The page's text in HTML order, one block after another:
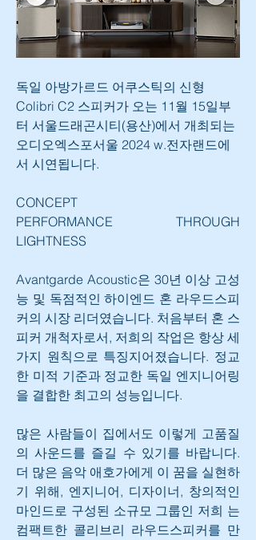
독일 아방가르드 어쿠스틱의 신형
Colibri C2 스피커가 오는 11월 15일부
터 서울드래곤시티(용산)에서 개최되는
오디오엑스포서울 2024 w.전자랜드에
서 시연됩니다.
CONCEPT
PERFORMANCE THROUGH
LIGHTNESS
Avantgarde Acoustic은 30년 이상 고성
능 및 독점적인 하이엔드 혼 라우드스피
커의 시장 리더였습니다. 처음부터 혼 스
피커 개척자로서, 저희의 작업은 항상 세
가지 원칙으로 특징지어졌습니다. 정교
한 미적 기준과 정교한 독일 엔지니어링
을 결합한 최고의 성능입니다.
많은 사람들이 집에서도 이렇게 고품질
의 사운드를 즐길 수 있기를 바랍니다.
더 많은 음악 애호가에게 이 꿈을 실현하
기 위해, 엔지니어, 디자이너, 창의적인
마인드로 구성된 소규모 그룹인 저희 는
컴팩트한 콜리브리 라우드스피커를 만